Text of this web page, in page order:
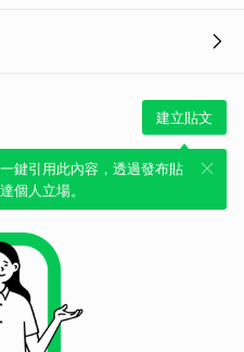
氣正盛的身軀，美味的家常菜，便
建立貼文
鍵引用此內容，透過發布貼
個人立場。